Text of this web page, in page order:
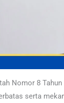
Nomor 8
serta